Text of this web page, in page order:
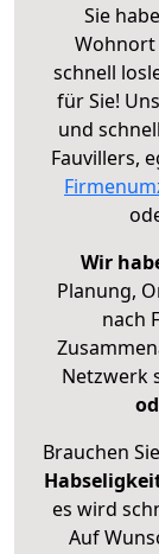
Sie
Wohnort
schnell
für Sie!
und
Fauvillers,
Wir
Planung,
nach
Netzwerk
Brauchen
es wird
Auf